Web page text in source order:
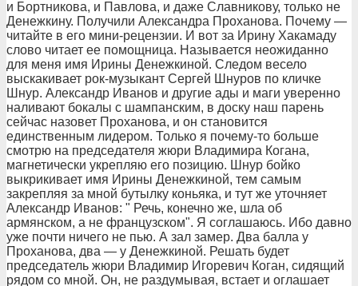
и Бортникова, и Павлова, и даже Славникову, только не
Денежкину. Получили Александра Проханова. Почему —
читайте в его мини-рецензии. И вот за Ирину Хакамаду
слово читает ее помощница. Называется неожиданно
для меня имя Ирины Денежкиной. Следом весело
выскакивает рок-музыкант Сергей Шнуров по кличке
Шнур. Александр Иванов и другие ады и маги уверенно
наливают бокалы с шампанским, в доску наш парень
сейчас назовет Проханова, и он становится
единственным лидером. Только я почему-то больше
смотрю на председателя жюри Владимира Когана,
магнетически укрепляю его позицию. Шнур бойко
выкрикивает имя Ирины Денежкиной, тем самым
закрепляя за мной бутылку коньяка, и тут же уточняет
Александр Иванов: " Речь, конечно же, шла об
армянском, а не французском". Я соглашаюсь. Ибо давно
уже почти ничего не пью. А зал замер. Два балла у
Проханова, два — у Денежкиной. Решать будет
председатель жюри Владимир Игоревич Коган, сидящий
рядом со мной. Он, не раздумывая, встает и оглашает